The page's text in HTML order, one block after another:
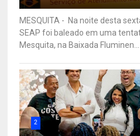
MESQUITA - Na noite desta
SEAP foi baleado em uma
Mesquita, na Baixada Fluminen...
2